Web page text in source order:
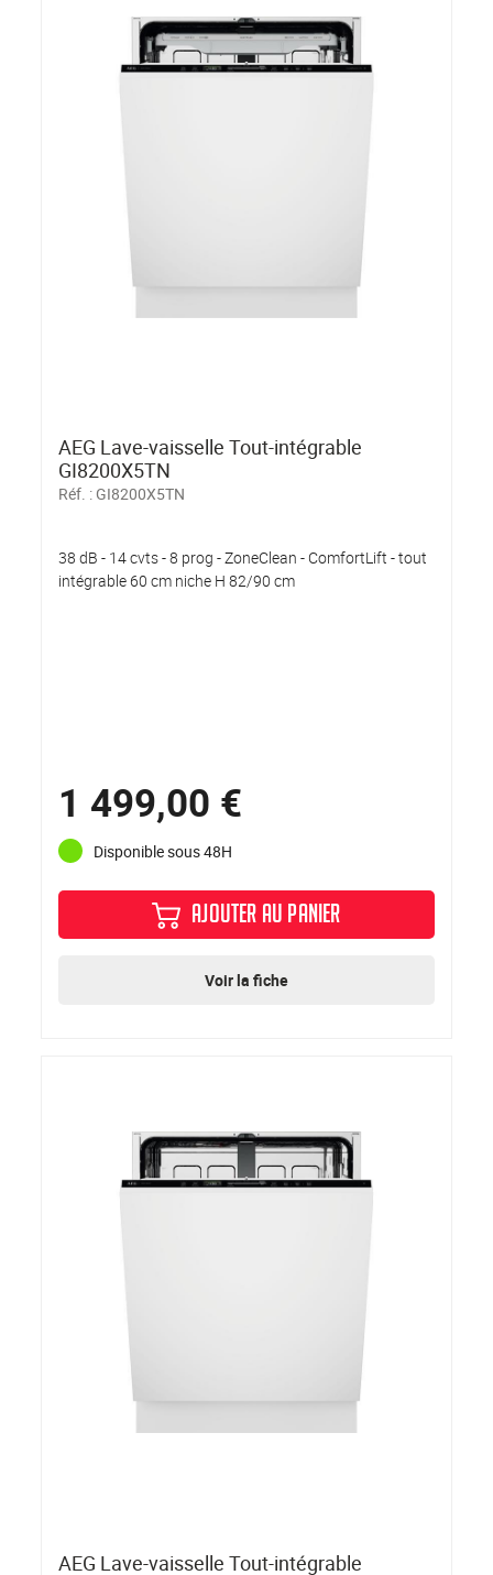
AEG Lave-vaisselle Tout-intégrable
GI8200X5TN
Réf. : GI8200X5TN
38 dB - 14 cvts - 8 prog - ZoneClean - ComfortLift - tout
intégrable 60 cm niche H 82/90 cm
1 499,00 €
Disponible sous 48H
AJOUTER AU PANIER
Voir la fiche
AEG Lave-vaisselle Tout-intégrable